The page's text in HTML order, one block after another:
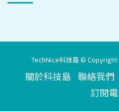
TechNice科技島 ©
關於科技島 聯絡我們
訂閱